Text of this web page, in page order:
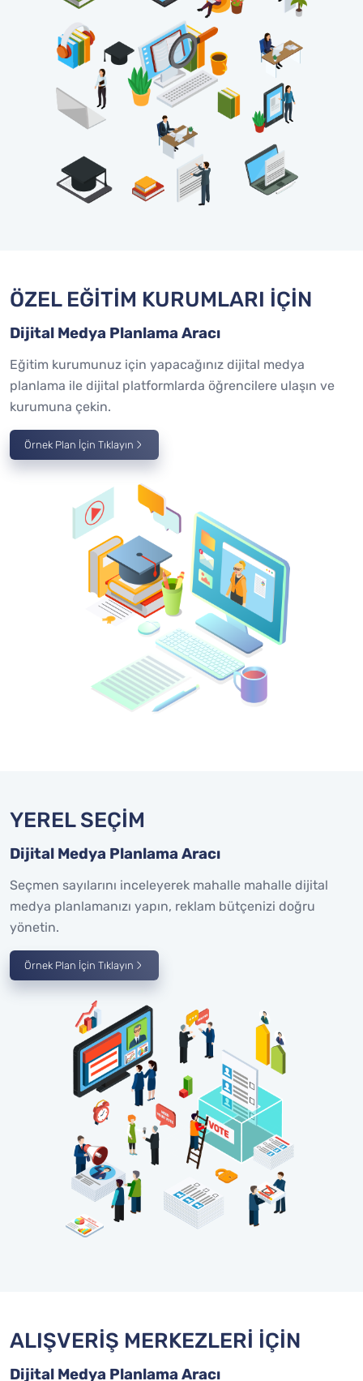
ÖZEL EĞİTİM KURUMLARI İÇİN
Dijital Medya Planlama Aracı
Eğitim kurumunuz için yapacağınız dijital medya
planlama ile dijital platformlarda öğrencilere ulaşın ve
kurumuna çekin.
Örnek Plan İçin Tıklayın
YEREL SEÇİM
Dijital Medya Planlama Aracı
Seçmen sayılarını inceleyerek mahalle mahalle dijital
medya planlamanızı yapın, reklam bütçenizi doğru
yönetin.
Örnek Plan İçin Tıklayın
ALIŞVERİŞ MERKEZLERİ İÇİN
Dijital Medya Planlama Aracı